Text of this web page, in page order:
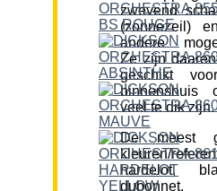
zwevend
(zonnezeil)
andere
Ze zijn
geschikt
binnenshuis
veel te dik zijn.
De meest
kleuren/
hardelot,
dubonnet,